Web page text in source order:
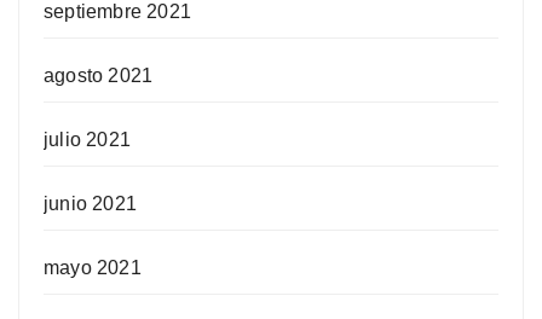
septiembre 2021
agosto 2021
julio 2021
junio 2021
mayo 2021